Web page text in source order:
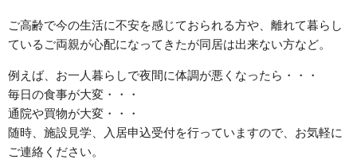
ご高齢で今の生活に不安を感じておられる方や、離れて暮らし
ているご両親が心配になってきたが同居は出来ない方など。
例えば、お一人暮らしで夜間に体調が悪くなったら・・・
毎日の食事が大変・・・
通院や買物が大変・・・
随時、施設見学、入居申込受付を行っていますので、お気軽に
ご連絡ください。